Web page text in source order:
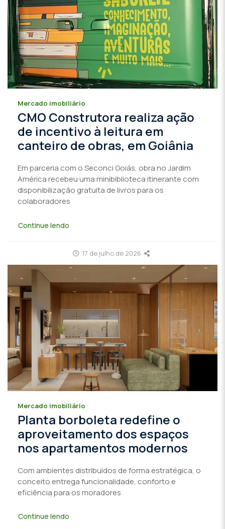
Mercado imobiliário
CMO Construtora realiza ação
de incentivo à leitura em
canteiro de obras, em Goiânia
Em parceria com o Seconci Goiás, obra no Jardim
América recebeu uma minibiblioteca itinerante com
disponibilização gratuita de livros para os
colaboradores
Continue lendo
17 de julho de 2026
Mercado imobiliário
Planta borboleta redefine o
aproveitamento dos espaços
nos apartamentos modernos
Com ambientes distribuídos de forma estratégica, o
conceito entrega funcionalidade, conforto e
eficiência para os moradores
Continue lendo